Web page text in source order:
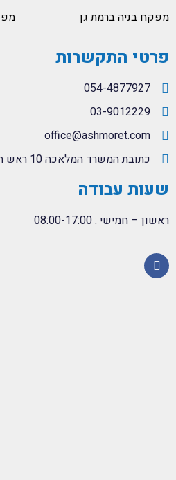
מפקח בניה ברמת גן
פרטי התקשרות
054-4877927
03-9012229
office@ashmoret.com
כתובת המשרד המלאכה 10 ראש העין
שעות עבודה
ראשון – חמישי : 08:00-17:00